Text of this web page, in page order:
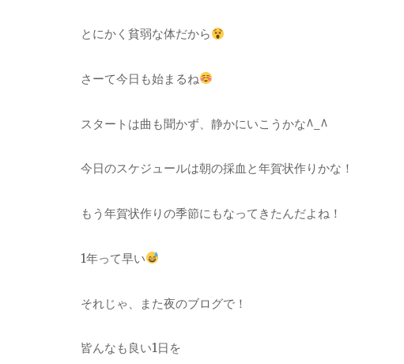
とにかく貧弱な体だから
さーて今日も始まるね
スタートは曲も聞かず、静かにいこうかな^_^
今日のスケジュールは朝の採血と年賀状作りかな！
もう年賀状作りの季節にもなってきたんだよね！
1年って早い
それじゃ、また夜のブログで！
皆んなも良い1日を